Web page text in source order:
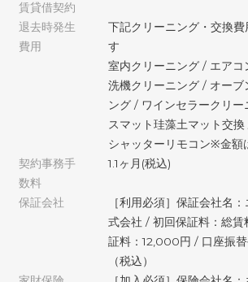
賃貸借契約
退去時発生
費用
下記クリーニング・交換費
す
室内クリーニング / エアコ
洗機クリーニング / オーブ
ング / ワインセラークリ
スマット珪藻土マット交
シャッターリモコン※金額
契約事務手
数料
1.1ヶ月(税込)
保証会社
［利用必須］保証会社名
式会社 / 初回保証料：総
証料：12,000円 / 口座振
（税込）